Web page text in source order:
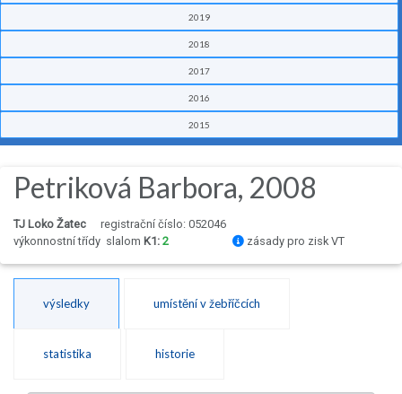
2019
2018
2017
2016
2015
Petriková Barbora, 2008
TJ Loko Žatec
registrační číslo: 052046
výkonnostní třídy slalom K1: 2 zásady pro zisk VT
výsledky umístění v žebříčcích
statistika historie